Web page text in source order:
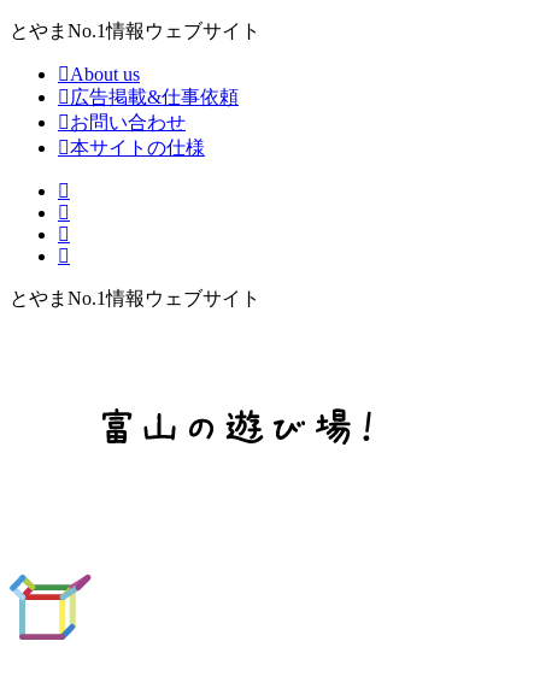
とやまNo.1情報ウェブサイト
About us
広告掲載&仕事依頼
お問い合わせ
本サイトの仕様
とやまNo.1情報ウェブサイト